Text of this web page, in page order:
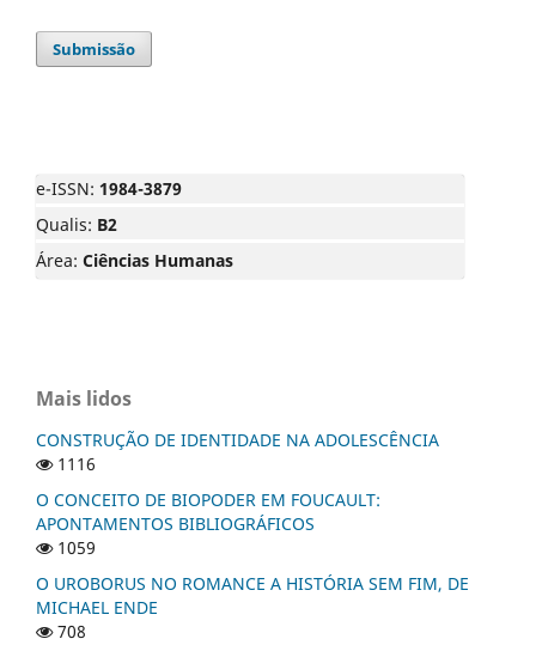
Submissão
e-ISSN: 1984-3879
Qualis: B2
Área: Ciências Humanas
Mais lidos
CONSTRUÇÃO DE IDENTIDADE NA ADOLESCÊNCIA
1116
O CONCEITO DE BIOPODER EM FOUCAULT:
APONTAMENTOS BIBLIOGRÁFICOS
1059
O UROBORUS NO ROMANCE A HISTÓRIA SEM FIM, DE
MICHAEL ENDE
708